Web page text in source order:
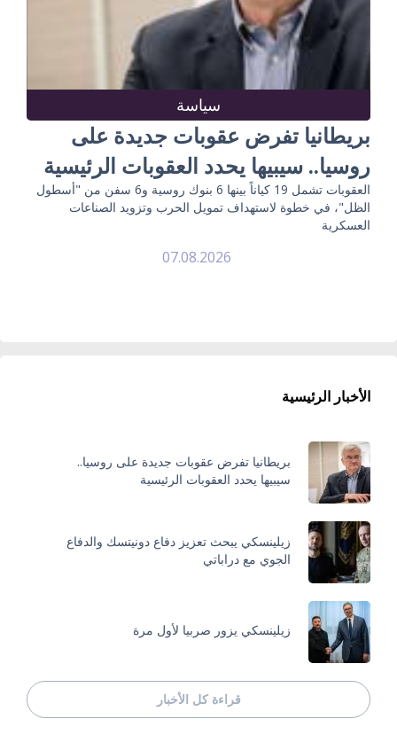
سياسة
بريطانيا تفرض عقوبات جديدة على
روسيا.. سيبيها يحدد العقوبات الرئيسية
العقوبات تشمل 19 كياناً بينها 6 بنوك روسية و6 سفن من "أسطول
الظل"، في خطوة لاستهداف تمويل الحرب وتزويد الصناعات
العسكرية
07.08.2026
الأخبار الرئيسية
بريطانيا تفرض عقوبات جديدة على روسيا..
سيبيها يحدد العقوبات الرئيسية
زيلينسكي يبحث تعزيز دفاع دونيتسك والدفاع
الجوي مع دراباتي
زيلينسكي يزور صربيا لأول مرة
قراءة كل الأخبار